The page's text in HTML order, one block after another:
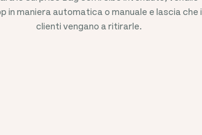
in maniera automatica o manuale e lascia che i
clienti vengano a ritirarle.